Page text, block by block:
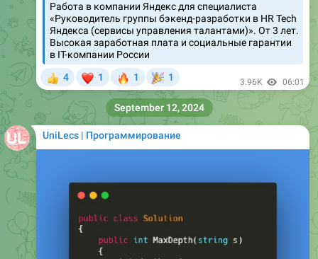
Работа в компании Яндекс для специалиста
«Руководитель группы бэкенд-разработки в HR Tech
Яндекса (сервисы управления талантами)». От 3 лет.
Высокая заработная плата и социальные гарантии
в IT-компании России
4 1
🔥
1
🎉
1 3.96K 06:01
UniLecs | Программирование
September 12, 2024